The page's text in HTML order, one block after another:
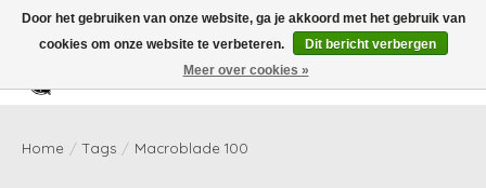
Verlanglijst
Home / Tags / Macroblade 100
Door het gebruiken van onze website, ga je akkoord met het gebruik van
cookies om onze website te verbeteren.
Dit bericht verbergen
Meer over cookies »